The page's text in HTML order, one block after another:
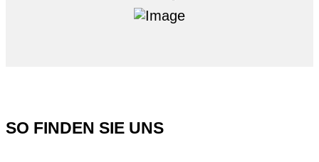
SO FINDEN SIE UNS